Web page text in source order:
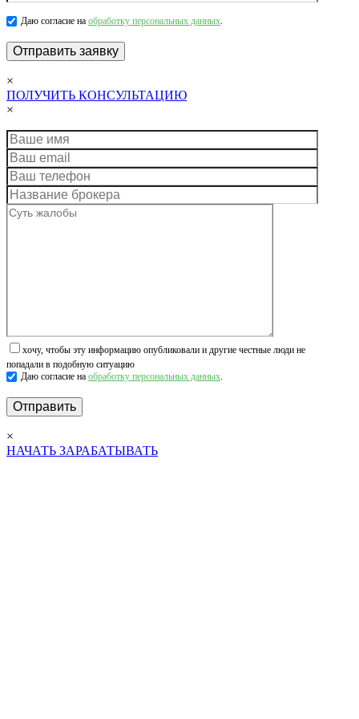
Даю согласие на обработку персональных данных.
×
ПОЛУЧИТЬ КОНСУЛЬТАЦИЮ
×
хочу, чтобы эту информацию опубликовали и другие честные люди не
попадали в подобную ситуацию
Даю согласие на обработку персональных данных.
×
НАЧАТЬ ЗАРАБАТЫВАТЬ